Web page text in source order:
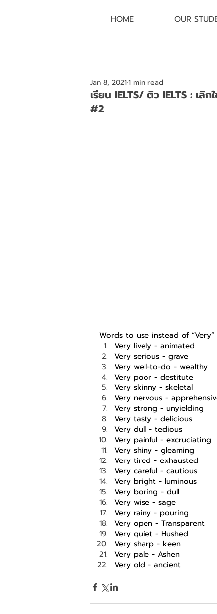
HOME OUR
เรียน IELTS/ ติว IELTS : เลิ
#2
Jan 8, 20211 min read
Words to use instead of “Very”
Very lively - animated
Very serious - grave
Very well-to-do - wealthy
Very poor - destitute
Very skinny - skeletal
Very nervous -
Very strong - unyielding
Very tasty - delicious
Very dull - tedious
Very painful - excruciating
Very shiny - gleaming
Very tired - exhausted
Very careful - cautious
Very bright - luminous
Very boring - dull
Very wise - sage
Very rainy - pouring
Very open - Transparent
Very quiet - Hushed
Very sharp - keen
Very pale - Ashen
Very old - ancient